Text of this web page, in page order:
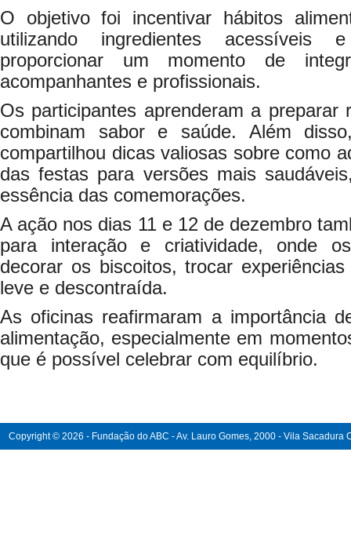
O objetivo foi incentivar hábitos
utilizando ingredientes
proporcionar um momento de
acompanhantes e profissionais.
Os participantes aprenderam a preparar
combinam sabor e saúde. Além
compartilhou dicas valiosas sobre como
das festas para versões mais
essência das comemorações.
A ação nos dias 11 e 12 de dezembro
para interação e criatividade, onde
decorar os biscoitos, trocar
leve e descontraída.
As oficinas reafirmaram a importância
alimentação, especialmente em
que é possível celebrar com equilíbrio.
Copyright © 2026 - Fundação do ABC - Av. Lauro Gomes, 2000 - Vila